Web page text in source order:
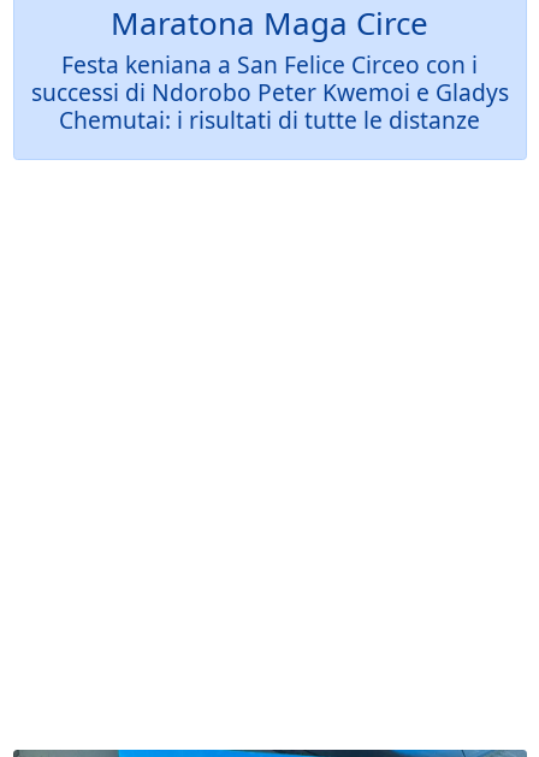
Maratona Maga Circe
Festa keniana a San Felice Circeo con i
successi di Ndorobo Peter Kwemoi e Gladys
Chemutai: i risultati di tutte le distanze